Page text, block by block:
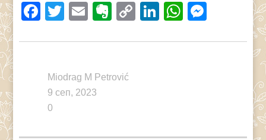
Facebook
Twitter
EmailEvernote
CopyLinkedIn
Miodrag M Petrović
9 сеп, 2023
0